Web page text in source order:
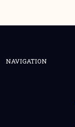
NAVIGATION